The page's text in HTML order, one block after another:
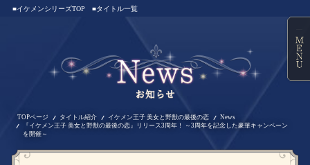
■イケメンシリーズTOP ■タイトル一覧
TOPページ タイトル紹介 イケメン王子 美女と野獣の最後の恋
News
『イケメン王子 美女と野獣の最後の恋』リリース3周年！ ～3周年を記念した豪華キャンペーン
を開催～